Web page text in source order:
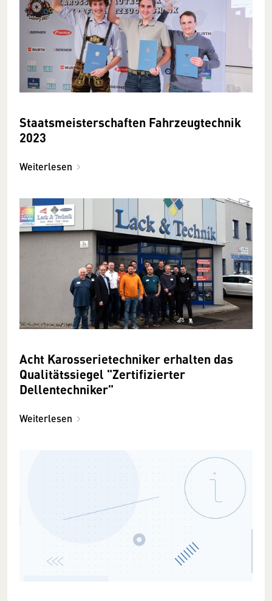
Staatsmeisterschaften Fahrzeugtechnik
2023
Weiterlesen
Acht Karosserietechniker erhalten das
Qualitätssiegel "Zertifizierter
Dellentechniker"
Weiterlesen